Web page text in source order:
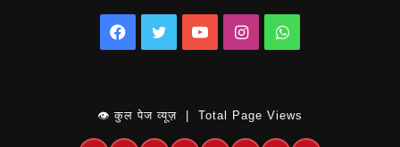
Facebook
TwitterYouTubeInstagramWhatsApp
👁 कुल पेज व्यूज़ | Total Page Views